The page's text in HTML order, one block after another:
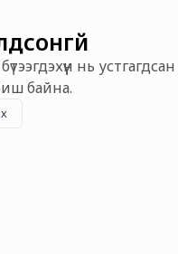
нь устгагдсан
байна.